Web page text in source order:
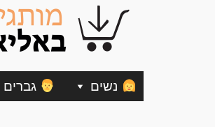
נשים גברים